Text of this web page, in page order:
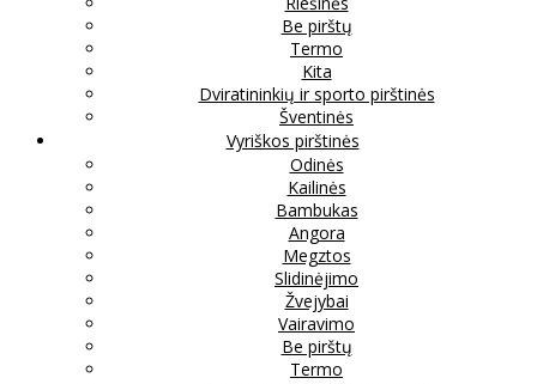
Be pirštų
Termo
Kita
Dviratininkių ir sporto pirštinės
Šventinės
Vyriškos pirštinės
Odinės
Kailinės
Bambukas
Angora
Megztos
Slidinėjimo
Žvejybai
Vairavimo
Be pirštų
Termo